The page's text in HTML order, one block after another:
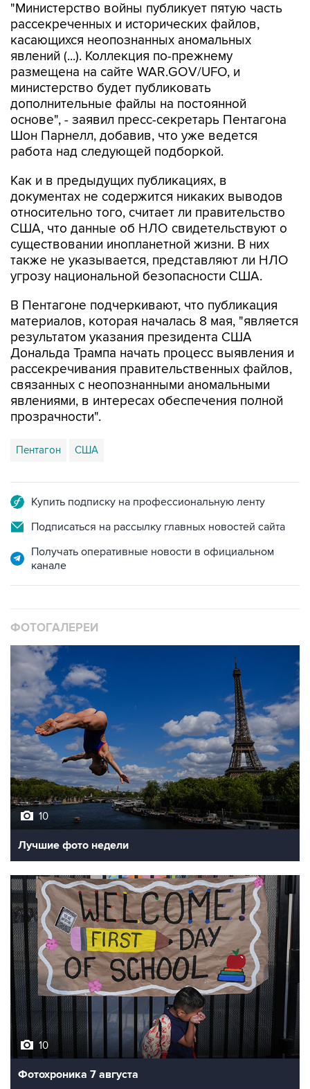
"Министерство войны публикует пятую часть
рассекреченных и исторических файлов,
касающихся неопознанных аномальных
явлений (...). Коллекция по-прежнему
размещена на сайте WAR.GOV/UFO, и
министерство будет публиковать
дополнительные файлы на постоянной
основе", - заявил пресс-секретарь Пентагона
Шон Парнелл, добавив, что уже ведется
работа над следующей подборкой.
Как и в предыдущих публикациях, в
документах не содержится никаких выводов
относительно того, считает ли правительство
США, что данные об НЛО свидетельствуют о
существовании инопланетной жизни. В них
также не указывается, представляют ли НЛО
угрозу национальной безопасности США.
В Пентагоне подчеркивают, что публикация
материалов, которая началась 8 мая, "является
результатом указания президента США
Дональда Трампа начать процесс выявления и
рассекречивания правительственных файлов,
связанных с неопознанными аномальными
явлениями, в интересах обеспечения полной
прозрачности".
Пентагон США
Купить подписку на профессиональную ленту
Подписаться на рассылку главных новостей сайта
Получать оперативные новости в официальном
канале
ФОТОГАЛЕРЕИ
10
Лучшие фото недели
10
Фотохроника 7 августа